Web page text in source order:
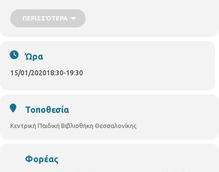
παιδιά από3 - 6χρονών. Με ηλεκτρονική προεγγραφή στο
s.chatzi@thessaloniki.gr
7.30 μ.μ.
ΠΕΡΙΣΣΌΤΕΡΑ
Ώρα
15/01/202018:30-19:30
Τοποθεσία
Κεντρική Παιδική Βιβλιοθήκη Θεσσαλονίκης
Φορέας